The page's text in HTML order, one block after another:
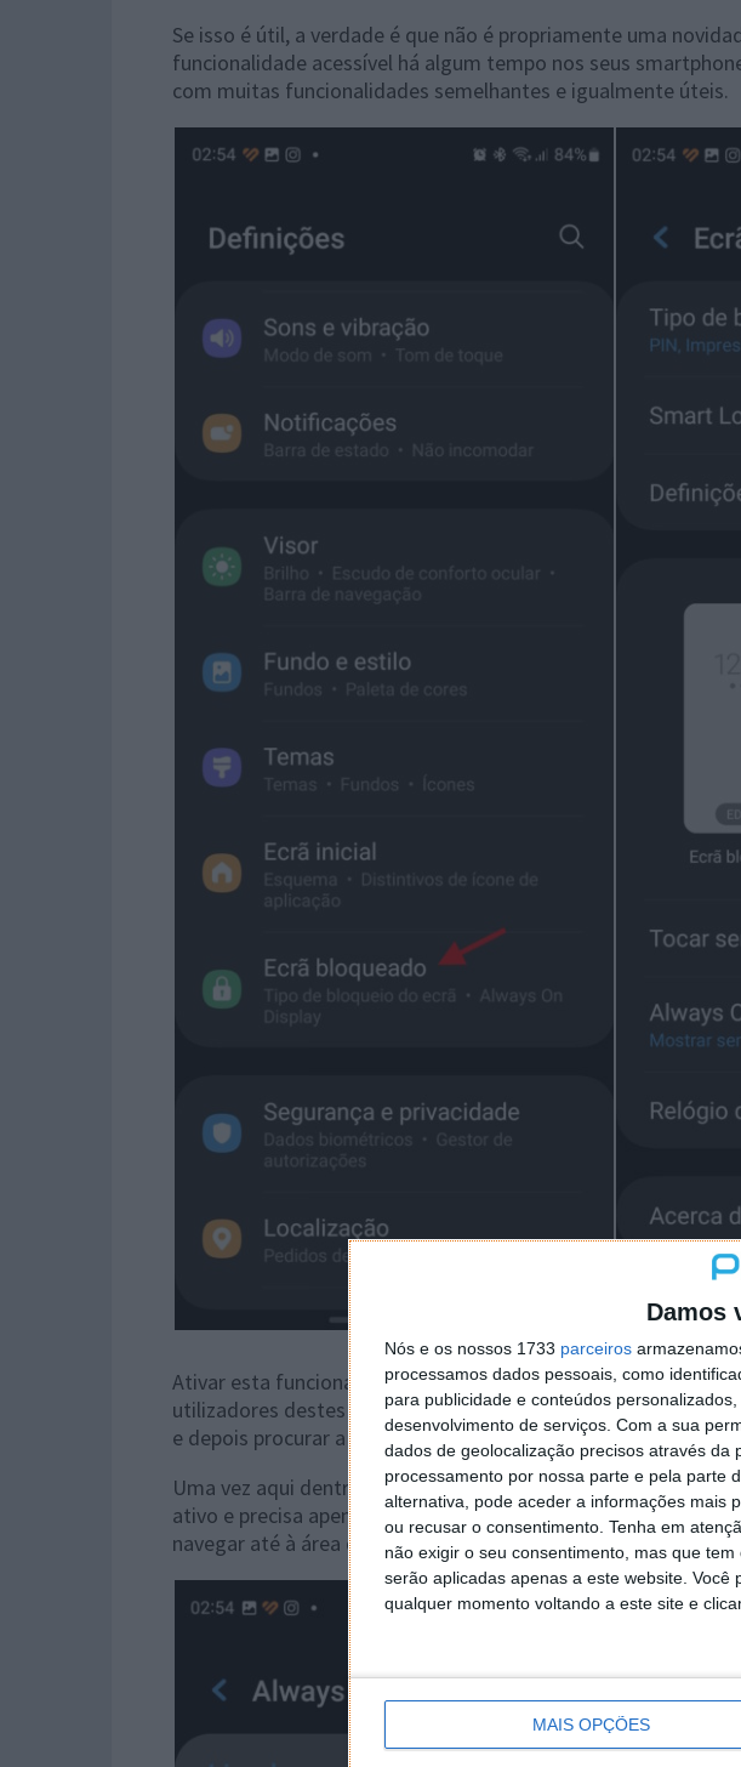
Damos
Nós e os nossos 1733 parceiros
processamos dados pessoais, como
para publicidade e conteúdos
desenvolvimento de serviços. Com a sua
dados de geolocalização precisos através
processamento por nossa parte e pela parte
alternativa, pode aceder a informações mais
ou recusar o consentimento. Tenha em
não exigir o seu consentimento, mas que
serão aplicadas apenas a este website.
qualquer momento voltando a este site e
MAIS OPÇÕES
Se isso é útil, a verdade é que não é propriamente uma
funcionalidade acessível há algum tempo nos seus
com muitas funcionalidades semelhantes e igualmente úteis.
Ativar esta funcionalidade em qualquer smartphone Samsung
utilizadores destes equipamentos. Estes devem começar por
e depois procurar a opção Ecrã de bloqueado que está na
Uma vez aqui dentro, devem ativar e aceder à área Always on
ativo e precisa apenas que carreguem no botão associado a
navegar até à área da orientação do ecrã e alterar para a